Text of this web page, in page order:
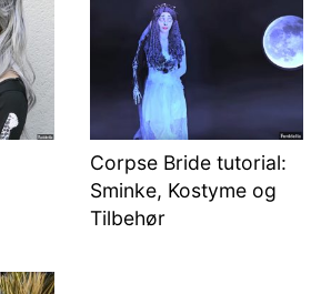
Corpse Bride tutorial:
Sminke, Kostyme og
Tilbehør